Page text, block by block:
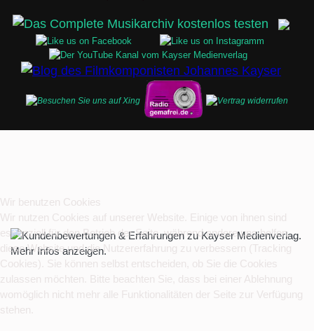
Wir benutzen Cookies
Wir nutzen Cookies auf unserer Website. Einige von ihnen sind
essenziell für den Betrieb der Seite, während andere uns helfen,
diese Website und die Nutzererfahrung zu verbessern (Tracking
Cookies). Sie können selbst entscheiden, ob Sie die Cookies
zulassen möchten. Bitte beachten Sie, dass bei einer Ablehnung
womöglich nicht mehr alle Funktionalitäten der Seite zur Verfügung
stehen.